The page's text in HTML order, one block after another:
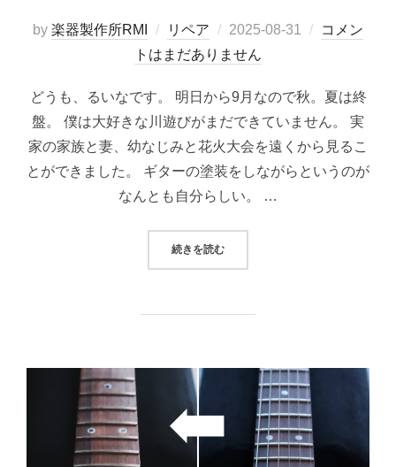
by 楽器製作所RMI リペア
投
稿
2025-08-31
コメン
トはまだありません
どうも、るいなです。 明日から9月なので秋。夏は終
盤。 僕は大好きな川遊びがまだできていません。 実
家の家族と妻、幼なじみと花火大会を遠くから見るこ
とができました。 ギターの塗装をしながらというのが
なんとも自分らしい。 …
続きを読む“Oリング型ポジションマークの打